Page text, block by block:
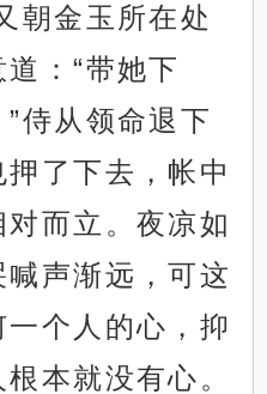
朝金玉所在处
：“带她下
侍从领命退下
了下去，帐中
而立。夜凉如
声渐远，可这
个人的心，抑
本就没有心。